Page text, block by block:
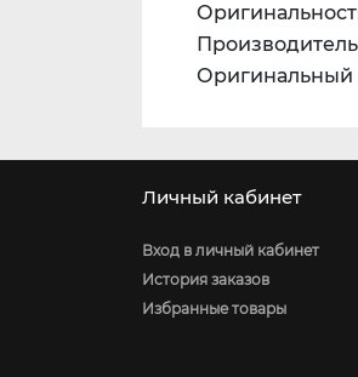
Производитель
Личный кабинет
Вход в личный кабинет
История заказов
Избранные товары